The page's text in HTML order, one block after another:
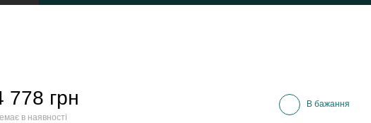
778 грн
в наявності
В бажання